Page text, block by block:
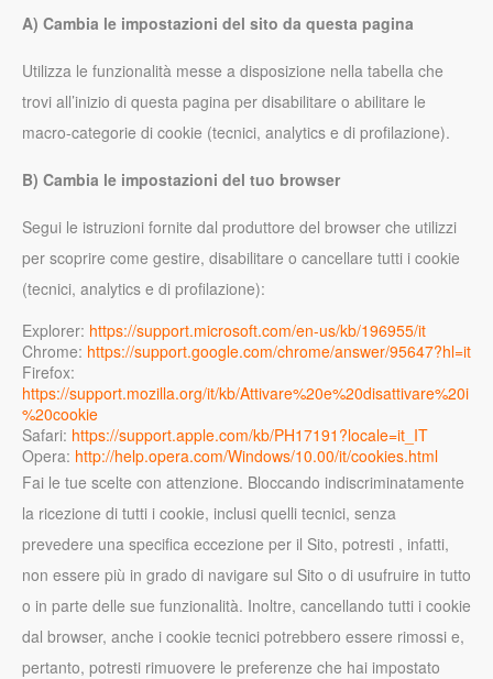
A) Cambia le impostazioni del sito da questa pagina
Utilizza le funzionalità messe a disposizione nella tabella che
trovi all’inizio di questa pagina per disabilitare o abilitare le
macro-categorie di cookie (tecnici, analytics e di profilazione).
B) Cambia le impostazioni del tuo browser
Segui le istruzioni fornite dal produttore del browser che utilizzi
per scoprire come gestire, disabilitare o cancellare tutti i cookie
(tecnici, analytics e di profilazione):
Explorer: https://support.microsoft.com/en-us/kb/196955/it
Chrome: https://support.google.com/chrome/answer/95647?hl=it
Firefox:
https://support.mozilla.org/it/kb/Attivare%20e%20disattivare%20i
%20cookie
Safari: https://support.apple.com/kb/PH17191?locale=it_IT
Opera: http://help.opera.com/Windows/10.00/it/cookies.html
Fai le tue scelte con attenzione. Bloccando indiscriminatamente
la ricezione di tutti i cookie, inclusi quelli tecnici, senza
prevedere una specifica eccezione per il Sito, potresti , infatti,
non essere più in grado di navigare sul Sito o di usufruire in tutto
o in parte delle sue funzionalità. Inoltre, cancellando tutti i cookie
dal browser, anche i cookie tecnici potrebbero essere rimossi e,
pertanto, potresti rimuovere le preferenze che hai impostato